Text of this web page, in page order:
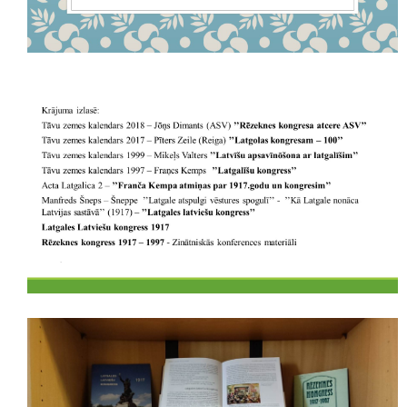
Ziemeļvalstu literatūras nedēļa (norises)
Publicitāte
Noderīgas saites